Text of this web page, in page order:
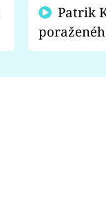
fanoušci